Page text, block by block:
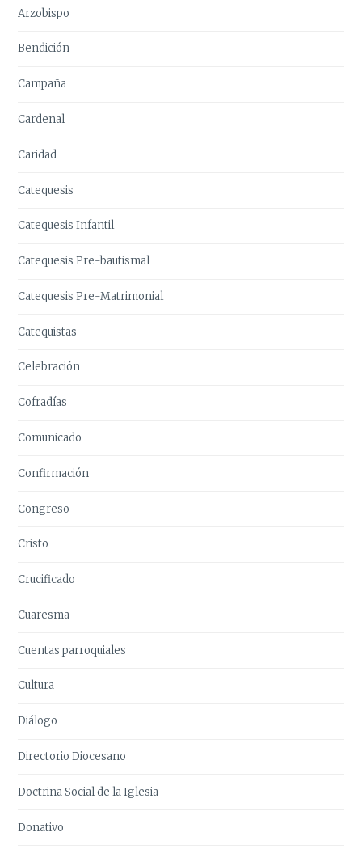
Arzobispo
Bendición
Campaña
Cardenal
Caridad
Catequesis
Catequesis Infantil
Catequesis Pre-bautismal
Catequesis Pre-Matrimonial
Catequistas
Celebración
Cofradías
Comunicado
Confirmación
Congreso
Cristo
Crucificado
Cuaresma
Cuentas parroquiales
Cultura
Diálogo
Directorio Diocesano
Doctrina Social de la Iglesia
Donativo